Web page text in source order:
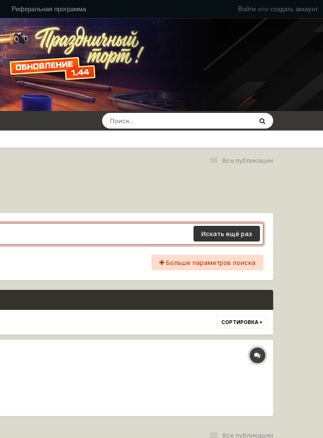
Войти или создать аккаунт
Реферальная программа
Все публикации
Искать ещё раз
Больше параметров поиска
СОРТИРОВКА
Все публикации